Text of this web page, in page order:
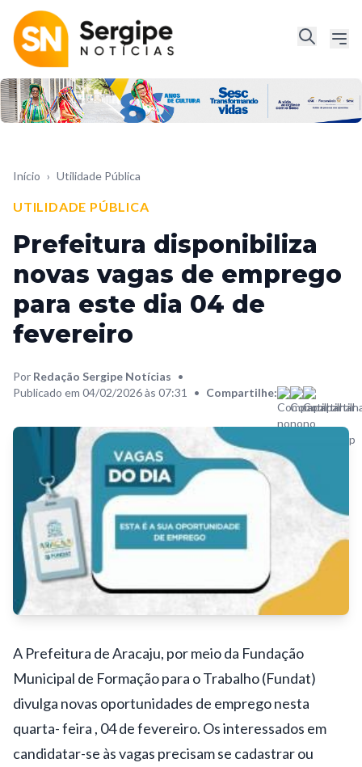
Início › Utilidade Pública
UTILIDADE PÚBLICA
Prefeitura disponibiliza
novas vagas de emprego
para este dia 04 de
fevereiro
Por Redação Sergipe Notícias •
Publicado em 04/02/2026 às 07:31
• Compartilhe:
A Prefeitura de Aracaju, por meio da Fundação
Municipal de Formação para o Trabalho (Fundat)
divulga novas oportunidades de emprego nesta
quarta- feira , 04 de fevereiro. Os interessados em
candidatar-se às vagas precisam se cadastrar ou